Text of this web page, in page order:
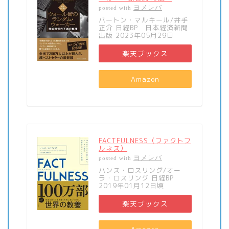
posted with ヨメレバ
バートン・マルキール/井手
正介 日経BP 日本経済新聞
出版 2023年05月29日
楽天ブックス
Amazon
FACTFULNESS（ファクトフ
ルネス）
posted with ヨメレバ
ハンス・ロスリング/オー
ラ・ロスリング 日経BP
2019年01月12日頃
楽天ブックス